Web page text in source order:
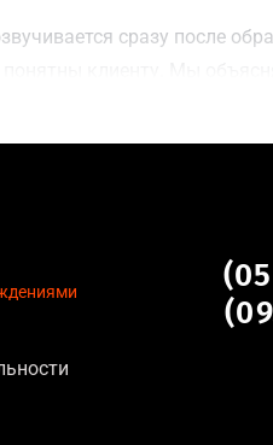
сразу после
даже за авто после
в
для:
экономически